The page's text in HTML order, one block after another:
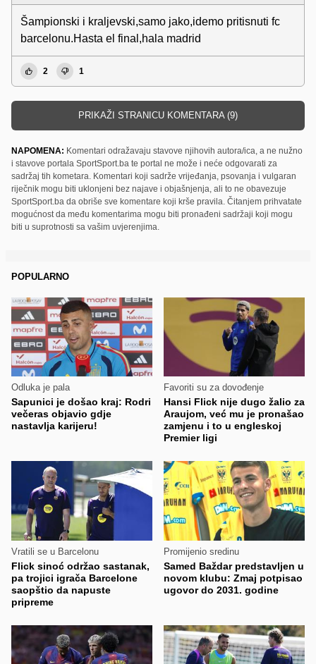
Šampionski i kraljevski,samo jako,idemo pritisnuti fc
barcelonu.Hasta el final,hala madrid
2 1
PRIKAŽI STRANICU KOMENTARA (9)
NAPOMENA: Komentari odražavaju stavove njihovih autora/ica, a ne nužno
i stavove portala SportSport.ba te portal ne može i neće odgovarati za
sadržaj tih kometara. Komentari koji sadrže vrijeđanja, psovanja i vulgaran
riječnik mogu biti uklonjeni bez najave i objašnjenja, ali to ne obavezuje
SportSport.ba da obriše sve komentare koji krše pravila. Čitanjem prihvatate
mogućnost da među komentarima mogu biti pronađeni sadržaji koji mogu
biti u suprotnosti sa vašim uvjerenjima.
POPULARNO
Odluka je pala
Sapunici je došao kraj: Rodri
večeras objavio gdje
nastavlja karijeru!
Favoriti su za dovođenje
Hansi Flick nije dugo žalio za
Araujom, već mu je pronašao
zamjenu i to u engleskoj
Premier ligi
Vratili se u Barcelonu
Flick sinoć održao sastanak,
pa trojici igrača Barcelone
saopštio da napuste
pripreme
Promijenio sredinu
Samed Baždar predstavljen u
novom klubu: Zmaj potpisao
ugovor do 2031. godine